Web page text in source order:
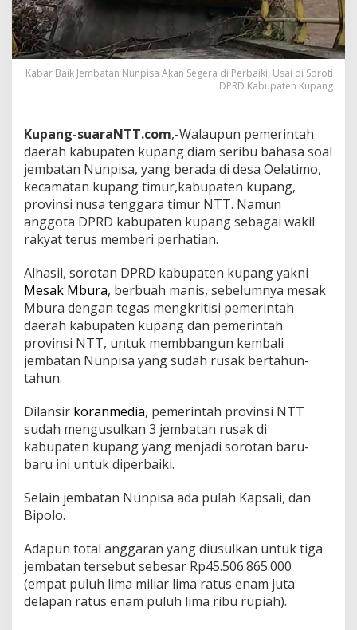
Kabar Baik Jembatan Nunpisa Akan Segera di Perbaiki, Usai di Soroti
DPRD Kabupaten Kupang
Kupang-suaraNTT.com,-Walaupun pemerintah
daerah kabupaten kupang diam seribu bahasa soal
jembatan Nunpisa, yang berada di desa Oelatimo,
kecamatan kupang timur,kabupaten kupang,
provinsi nusa tenggara timur NTT. Namun
anggota DPRD kabupaten kupang sebagai wakil
rakyat terus memberi perhatian.
Alhasil, sorotan DPRD kabupaten kupang yakni
Mesak Mbura, berbuah manis, sebelumnya mesak
Mbura dengan tegas mengkritisi pemerintah
daerah kabupaten kupang dan pemerintah
provinsi NTT, untuk membbangun kembali
jembatan Nunpisa yang sudah rusak bertahun-
tahun.
Dilansir koranmedia, pemerintah provinsi NTT
sudah mengusulkan 3 jembatan rusak di
kabupaten kupang yang menjadi sorotan baru-
baru ini untuk diperbaiki.
Selain jembatan Nunpisa ada pulah Kapsali, dan
Bipolo.
Adapun total anggaran yang diusulkan untuk tiga
jembatan tersebut sebesar Rp45.506.865.000
(empat puluh lima miliar lima ratus enam juta
delapan ratus enam puluh lima ribu rupiah).